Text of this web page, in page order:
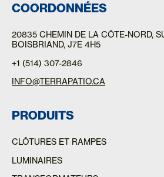
COORDONNÉES
20835 CHEMIN DE LA CÔTE-NORD,
BOISBRIAND, J7E 4H5
+1 (514) 307-2846
INFO@TERRAPATIO.CA
PRODUITS
CLÔTURES ET RAMPES
LUMINAIRES